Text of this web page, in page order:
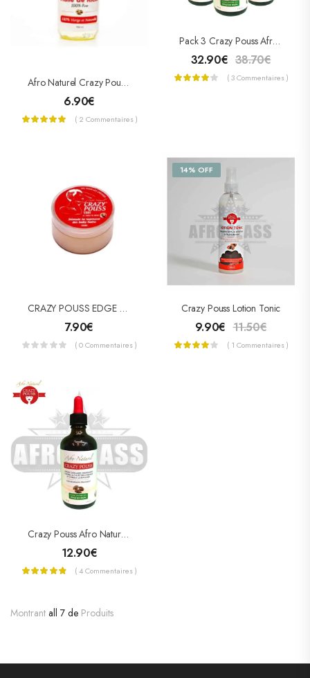
Afro Naturel Crazy Pouss Huile De Ricin
6.90€
( 2 Commentaires )
Pack 3 Crazy Pouss Afro Naturel Lotion Capillaire
32.90€ 38.70€
( 3 Commentaires )
CRAZY POUSS EDGE A L’huile De Ricin Fixation Normal
7.90€
( 0 Commentaires )
14% OFF
Crazy Pouss Lotion Tonic
9.90€ 11.50€
( 1 Commentaires )
Crazy Pouss Afro Naturel Lotion Capillaire
12.90€
( 4 Commentaires )
Montrant all 7 de Produits